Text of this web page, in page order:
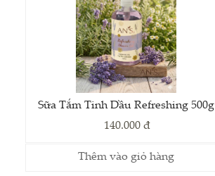
Sữa Tắm Tinh Dầu Refreshing 500g
140.000 đ
Thêm vào giỏ hàng